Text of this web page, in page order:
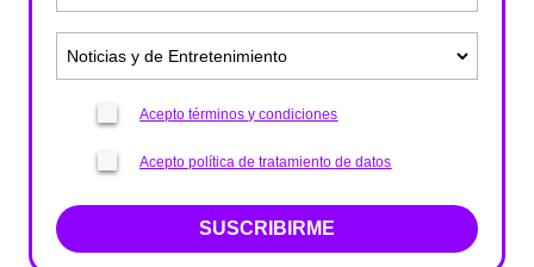
Acepto términos y condiciones
Acepto política de tratamiento de datos
SUSCRIBIRME